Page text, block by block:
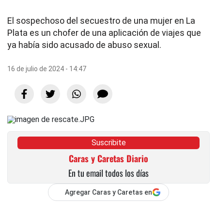
El sospechoso del secuestro de una mujer en La
Plata es un chofer de una aplicación de viajes que
ya había sido acusado de abuso sexual.
16 de julio de 2024 - 14:47
Suscribite
Caras y Caretas Diario
En tu email todos los días
Agregar Caras y Caretas en